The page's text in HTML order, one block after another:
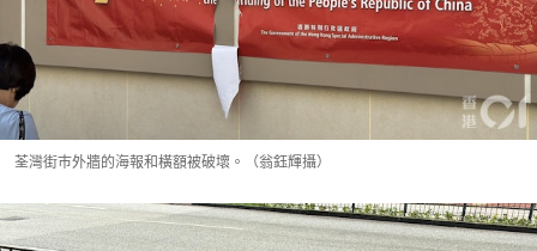
荃灣街巿外牆的海報和橫額被破壞。（翁鈺輝攝）